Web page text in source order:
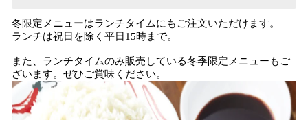
冬限定メニューはランチタイムにもご注文いただけます。
ランチは祝日を除く平日15時まで。
また、ランチタイムのみ販売している冬季限定メニューもご
ざいます。ぜひご賞味ください。